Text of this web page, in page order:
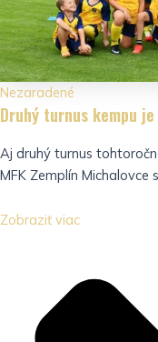
Nezaradené
Druhý turnus kempu
Aj druhý turnus
MFK Zemplín Michalovce
Zobraziť viac